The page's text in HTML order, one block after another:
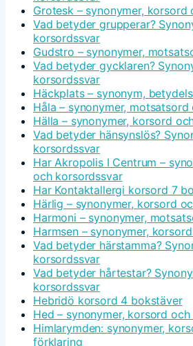
Grotesk – synonymer, korsord
Vad betyder grupperar?
korsordssvar
Gudstro – synonymer,
Vad betyder gycklaren?
korsordssvar
Häckplats – synonym,
Håla – synonymer,
Hälla – synonymer, korsord
Vad betyder hänsynslös?
korsordssvar
Har Akropolis I Centrum –
och korsordssvar
Har Kontaktallergi korsord 7
Härlig – synonymer, korsord
Harmoni – synonymer,
Harmsen – synonymer,
Vad betyder härstamma?
korsordssvar
Vad betyder hårtestar?
korsordssvar
Hebridö korsord 4 bokstäver
Hed – synonymer, korsord
Himlarymden: synonymer,
förklaring